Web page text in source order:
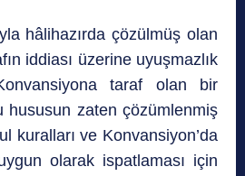
hâlihazırda çözülmüş olan
iddiası üzerine uyuşmazlık
taraf olan bir
hususun zaten çözümlenmiş
kuralları ve Konvansiyon’da
olarak ispatlaması için